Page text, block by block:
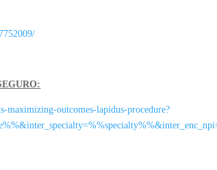
maximizing-outcomes-lapidus-procedure?